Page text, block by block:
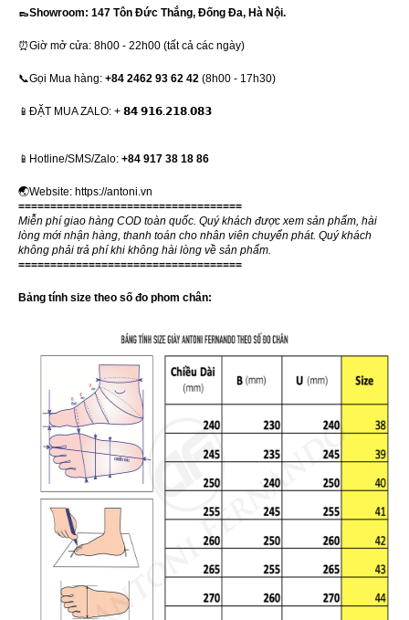
👞Showroom: 147 Tôn Đức Thắng, Đống Đa, Hà Nội.
⏰Giờ mở cửa: 8h00 - 22h00 (tất cả các ngày)
📞Gọi Mua hàng: +84 2462 93 62 42 (8h00 - 17h30)
📱ĐẶT MUA ZALO: + 𝟴𝟰 𝟵𝟭𝟲.𝟮𝟭𝟴.𝟬𝟴𝟯
📱Hotline/SMS/Zalo: +84 917 38 18 86
🌏Website: https://antoni.vn
===================================
Miễn phí giao hàng COD toàn quốc. Quý khách được xem sản phẩm, hài
lòng mới nhận hàng, thanh toán cho nhân viên chuyển phát. Quý khách
không phải trả phí khi không hài lòng về sản phẩm.
===================================
Bảng tính size theo số đo phom chân: